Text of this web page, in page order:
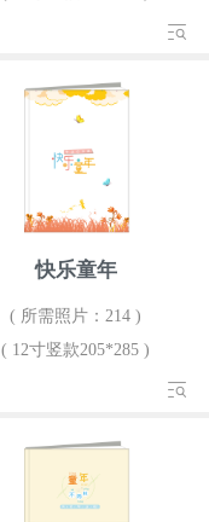
快乐童年
( 所需照片：214 )
( 12寸竖款205*285 )